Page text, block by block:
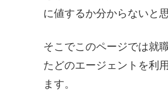
に値するか分からないと
そこでこのページでは就
たどのエージェントを利
ます。